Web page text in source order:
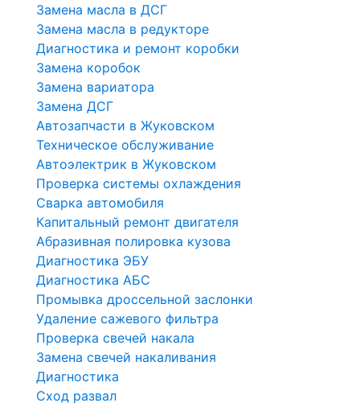
Замена масла в ДСГ
Замена масла в редукторе
Диагностика и ремонт коробки
Замена коробок
Замена вариатора
Замена ДСГ
Автозапчасти в Жуковском
Техническое обслуживание
Автоэлектрик в Жуковском
Проверка системы охлаждения
Сварка автомобиля
Капитальный ремонт двигателя
Абразивная полировка кузова
Диагностика ЭБУ
Диагностика АБС
Промывка дроссельной заслонки
Удаление сажевого фильтра
Проверка свечей накала
Замена свечей накаливания
Диагностика
Сход развал